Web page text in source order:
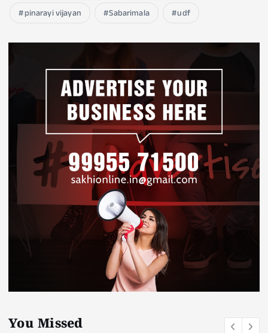
pinarayi vijayan
Sabarimala udf
You Missed